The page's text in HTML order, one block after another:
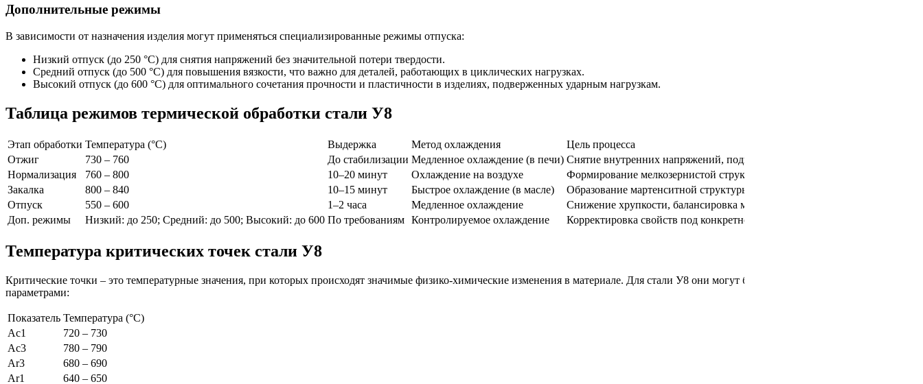
Дополнительные режимы
В зависимости от назначения изделия могут применяться специализированные режимы отпуска:
Низкий отпуск (до 250 °C) для снятия напряжений без значительной потери твердости.
Средний отпуск (до 500 °C) для повышения вязкости, что важно для деталей, работающих в циклических нагрузках.
Высокий отпуск (до 600 °C) для оптимального сочетания прочности и пластичности в изделиях, подверженных ударным нагрузкам.
Таблица режимов термической обработки стали У8
Этап обработки Температура (°C) Выдержка Метод охлаждения
Цель процесса
Отжиг
730 – 760 До стабилизации Медленное охлаждение (в печи) Снятие внутренних напряжений, подготовка материала
Нормализация
760 – 800 10–20 минут Охлаждение на воздухе
Формирование мелкозернистой структуры, улучшение пластичности
Закалка
800 – 840 10–15 минут Быстрое охлаждение (в масле)
Образование мартенситной структуры, повышение твердости
Отпуск
550 – 600 1–2 часа Медленное охлаждение
Снижение хрупкости, балансировка механических свойств
Доп. режимы
Низкий: до 250; Средний: до 500; Высокий: до 600 По требованиям Контролируемое охлаждение Корректировка свойств под конкретное назначение
Температура критических точек стали У8
Критические точки – это температурные значения, при которых происходят значимые физико-химические изменения в материале. Для стали У8 они могут быть обозначены следующими
параметрами:
Показатель Температура (°C)
Ac1
720 – 730
Ac3
780 – 790
Ar3
680 – 690
Ar1
640 – 650